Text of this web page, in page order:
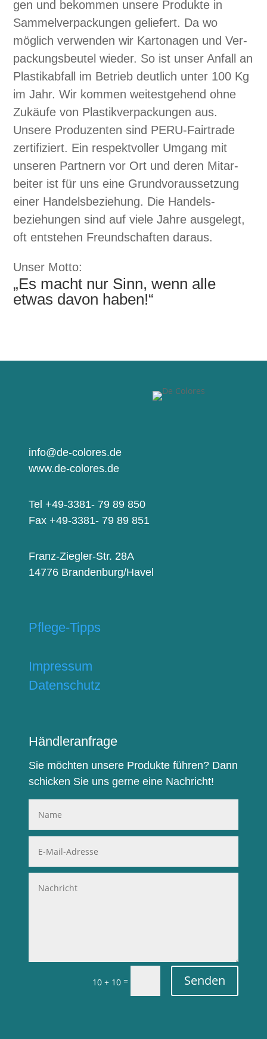
gen und bekom­men unsere Pro­duk­te in
Sam­melver­pack­un­gen geliefert. Da wo
möglich ver­wen­den wir Kar­ton­a­gen und Ver­
pack­ungs­beu­tel wieder. So ist unser Anfall an
Plas­tik­ab­fall im Betrieb deut­lich unter 100 Kg
im Jahr. Wir kom­men weitest­ge­hend ohne
Zukäufe von Plas­tikver­pack­un­gen aus.
Unsere Pro­duzen­ten sind PERU-Fair­trade
zer­ti­fiziert. Ein respek­tvoller Umgang mit
unseren Part­nern vor Ort und deren Mitar­
beit­er ist für uns eine Grund­vo­raus­set­zung
ein­er Han­dels­beziehung. Die Han­dels­
beziehun­gen sind auf viele Jahre aus­gelegt,
oft entste­hen Fre­und­schaften daraus.
Unser Mot­to:
„Es macht nur Sinn, wenn alle
etwas davon haben!“
info@de-colores.de
www.de-colores.de
Tel +49-3381- 79 89 850
Fax +49-3381- 79 89 851
Franz-Ziegler-Str. 28A
14776 Brandenburg/Havel
Pflege-Tipps
Impressum
Datenschutz
Händleranfrage
Sie möchten unsere Produkte führen? Dann
schicken Sie uns gerne eine Nachricht!
10 + 10 = Senden